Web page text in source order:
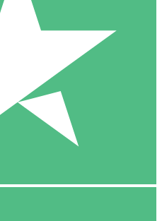
Individuali
download. Nessun impegno
00